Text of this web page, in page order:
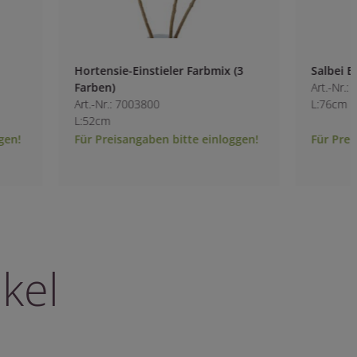
Hortensie-Einstieler Farbmix (3
Art.-Nr.: 7003800
Für Preisangaben bitte einloggen!
Salbei Einstieler
Art.-Nr.: 6915900
Für